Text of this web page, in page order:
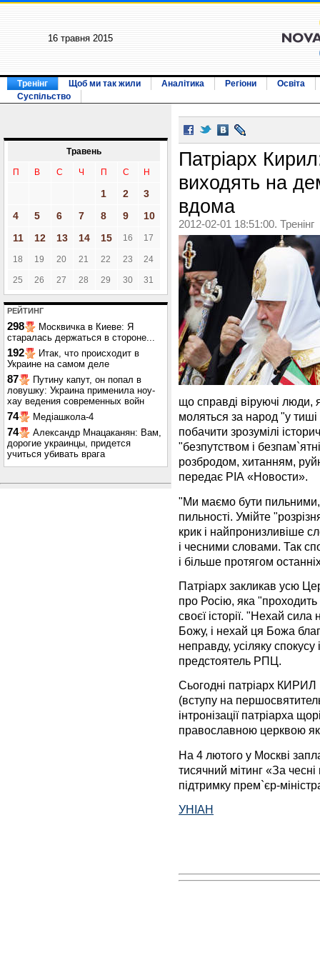
16 травня 2015
Тренінг Щоб ми так жили Аналітика Регіони
Освіта
Суспільство
Травень
П В С Ч П С Н
1 2
3
4
5 6 7 8 9
10
11
12 13 14 15 16 17
18 19 20 21 22 23 24
25 26 27 28 29 30 31
РЕЙТИНГ
298
Москвичка в Киеве: Я
старалась держаться в стороне...
192
Итак, что происходит в
Украине на самом деле
87
Путину капут, он попал в
ловушку: Украина применила ноу-
хау ведения современных войн
74 Медіашкола-4
74
Александр Мнацаканян: Вам,
дорогие украинцы, придется
учиться убивать врага
Патріарх
виходять на
вдома
2012-02-01 18:51:00. Тренінг
що справді віруючі люди,
моляться за народ "у тиші
побачити зрозумілі
"безпутством і
розбродом, хитанням,
передає РІА «Новости».
"Ми маємо бути пильними,
пильності. Умійте
крик і найпронизливіше
і чесними словами. Так
і більше протягом
Патріарх закликав усю
про Росію, яка
своєї історії. "Нехай
Божу, і нехай ця Божа
неправду, усіляку спокусу
предстоятель РПЦ.
Сьогодні патріарх КИРИЛ
(вступу на
інтронізації патріарха
православною церквою
На 4 лютого у Москві
тисячний мітинг «За
підтримку прем`єр-
УНІАН